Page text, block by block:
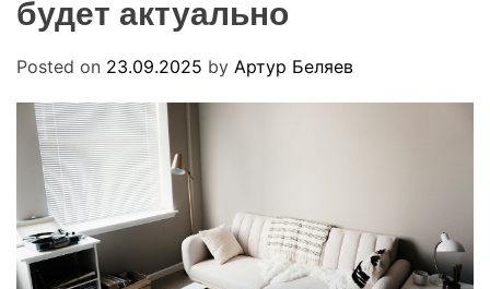
u
будет актуально
Posted on 23.09.2025 by Артур Беляев